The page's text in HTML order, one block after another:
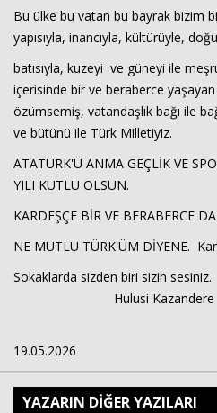
Bu ülke bu vatan bu bayrak bizim
yapısıyla, inancıyla, kültürüyle,
batısıyla, kuzeyi ve güneyi ile
içerisinde bir ve beraberce
özümsemiş, vatandaşlık bağı ile
ve bütünü ile Türk Milletiyiz.
ATATÜRK'Ü ANMA GEÇLİK VE
YILI KUTLU OLSUN.
KARDEŞÇE BİR VE BERABERCE
NE MUTLU TÜRK'ÜM DİYENE.
Sokaklarda sizden biri
Hulusi Kazandere
19.05.2026
YAZARIN DİĞER YAZILARI